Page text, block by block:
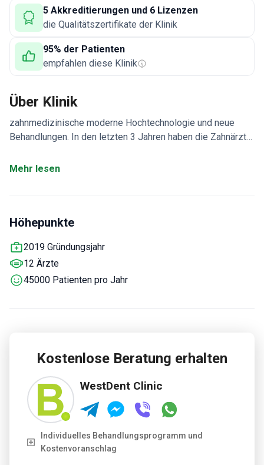
5 Akkreditierungen und 6 Lizenzen
die Qualitätszertifikate der Klinik
95% der Patienten
empfahlen diese Klinik
Über Klinik
zahnmedizinische moderne Hochtechnologie und neue
Behandlungen. In den letzten 3 Jahren haben die Zahnärzte
Operationen durchgeführt. Das Team zeigt eine
Mehr lesen
Höhepunkte
2019 Gründungsjahr
12 Ärzte
45000 Patienten pro Jahr
Kostenlose Beratung erhalten
WestDent Clinic
Individuelles Behandlungsprogramm und
Kostenvoranschlag